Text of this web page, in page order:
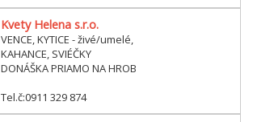
Kvety Helena s.r.o.
VENCE, KYTICE - živé/umelé,
KAHANCE, SVIÉČKY
DONÁŠKA PRIAMO NA HROB
Tel.č:0911 329 874